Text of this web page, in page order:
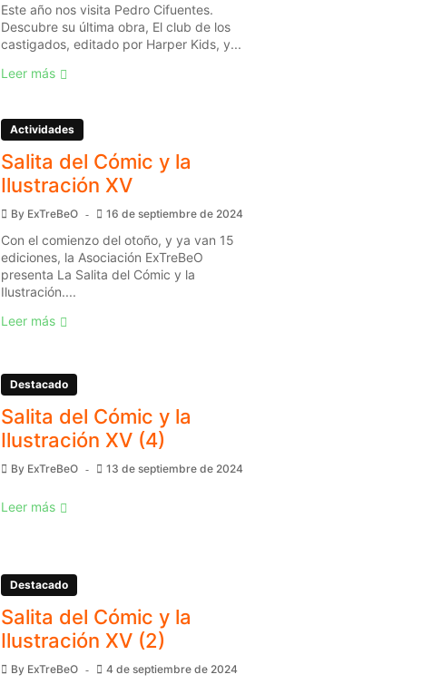
Este año nos visita Pedro Cifuentes.
Descubre su última obra, El club de los
castigados, editado por Harper Kids, y...
Leer más
Actividades
Salita del Cómic y la
Ilustración XV
By ExTreBeO 16 de septiembre de 2024
Con el comienzo del otoño, y ya van 15
ediciones, la Asociación ExTreBeO
presenta La Salita del Cómic y la
Ilustración....
Leer más
Destacado
Salita del Cómic y la
Ilustración XV (4)
By ExTreBeO 13 de septiembre de 2024
Leer más
Destacado
Salita del Cómic y la
Ilustración XV (2)
By ExTreBeO 4 de septiembre de 2024